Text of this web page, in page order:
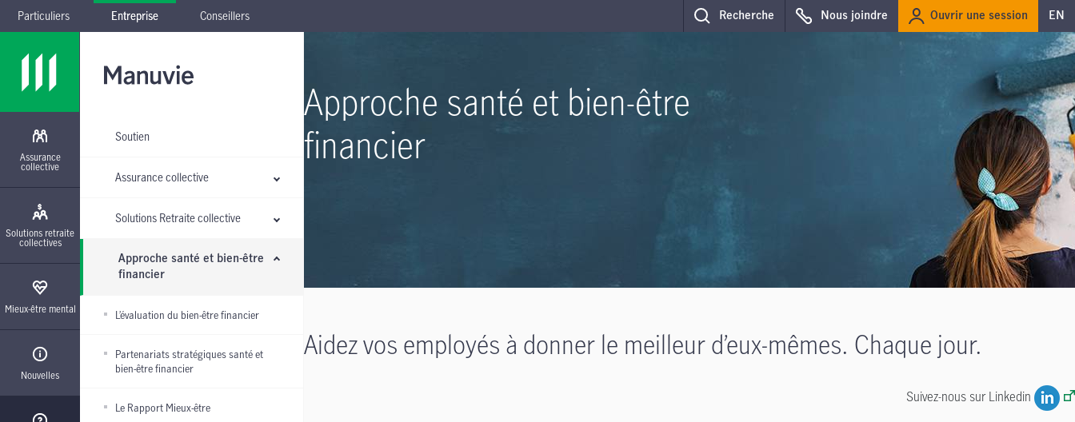
Passer à la navigation principale
Passer au contenu principal
Passer au pied de page
Particuliers Entreprise Conseillers Recherche Nous joindre Ouvrir une session EN
Assurance
collective
Solutions retraite
collectives
Mieux-être mental
Nouvelles
Soutien
Assurance collective
Solutions Retraite collective
Approche santé et bien-être
financier
L’évaluation du bien-être financier
Partenariats stratégiques santé et
bien-être financier
Le Rapport Mieux-être
Approche santé et bien-être
financier
Aidez vos employés à donner le meilleur d’eux-mêmes. Chaque jour.
Suivez-nous sur Linkedin